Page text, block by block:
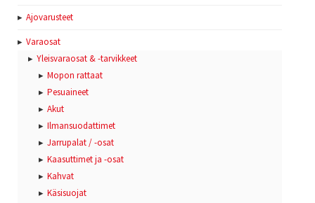
Ajovarusteet
Varaosat
Yleisvaraosat & -tarvikkeet
Mopon rattaat
Pesuaineet
Akut
Ilmansuodattimet
Jarrupalat / -osat
Kaasuttimet ja -osat
Kahvat
Käsisuojat